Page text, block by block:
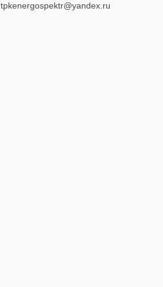
tpkenergospektr@yandex.ru